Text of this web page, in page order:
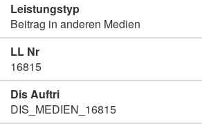
Leistungstyp
Beitrag in anderen Medien
LL Nr
16815
Dis Auftri
DIS_MEDIEN_16815